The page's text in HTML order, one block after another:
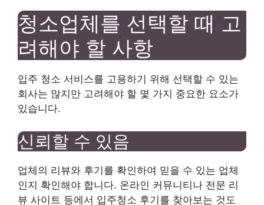
청소업체를 선택할 때 고
려해야 할 사항
입주 청소 서비스를 고용하기 위해 선택할 수 있는
회사는 많지만 고려해야 할 몇 가지 중요한 요소가
있습니다.
신뢰할 수 있음
업체의 리뷰와 후기를 확인하여 믿을 수 있는 업체
인지 확인해야 합니다. 온라인 커뮤니티나 전문 리
뷰 사이트 등에서 입주청소 후기를 찾아보는 것도